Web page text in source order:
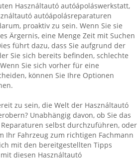
Használtautó autóápoláswerkstatt,
autóápolásreparaturen
proaktiv zu sein. Wenn Sie sie
Ärgernis, eine Menge Zeit mit Suchen
führt dazu, dass Sie aufgrund der
Sie sich bereits befinden, schlechte
Sie sich vorher für eine
können Sie Ihre Optionen
zu sein, die Welt der Használtautó
Unabhängig davon, ob Sie das
selbst durchzuführen, oder
Ihr Fahrzeug zum richtigen Fachmann
mit den bereitgestellten Tipps
diesen Használtautó